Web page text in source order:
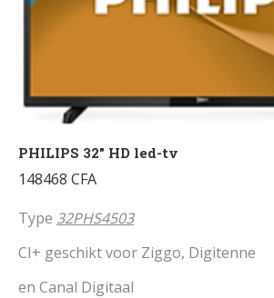
PHILIPS 32″ HD led-tv
148468 CFA
Type 32PHS4503
CI+ geschikt voor Ziggo, Digitenne
en Canal Digitaal